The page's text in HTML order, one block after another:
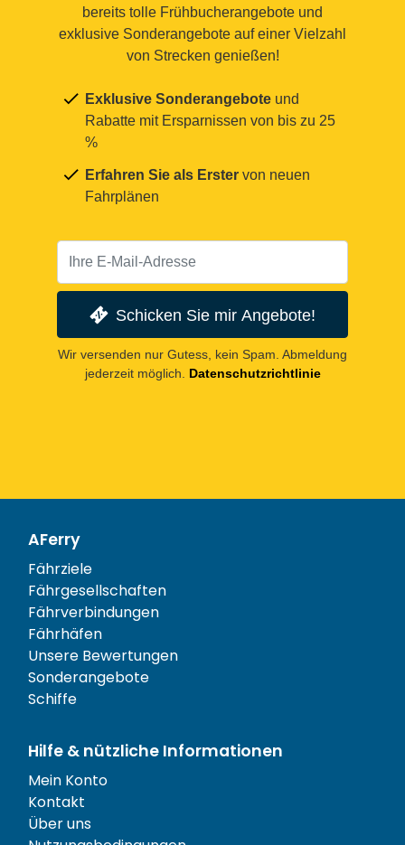
bereits tolle Frühbucherangebote und
exklusive Sonderangebote auf einer Vielzahl
von Strecken genießen!
Exklusive Sonderangebote und
Rabatte mit Ersparnissen von bis zu 25
%
Erfahren Sie als Erster von neuen
Fahrplänen
Schicken Sie mir Angebote!
Wir versenden nur Gutess, kein Spam. Abmeldung
jederzeit möglich.
Datenschutzrichtlinie
AFerry
Fährziele
Fährgesellschaften
Fährverbindungen
Fährhäfen
Unsere Bewertungen
Sonderangebote
Schiffe
Hilfe & nützliche Informationen
Mein Konto
Kontakt
Über uns